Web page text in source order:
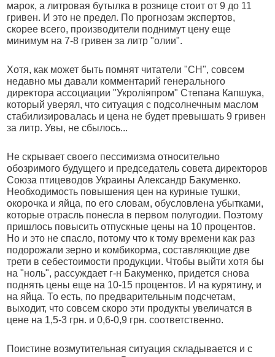
марок, а литровая бутылка в рознице стоит от 9 до 11
гривен. И это не предел. По прогнозам экспертов,
скорее всего, производители поднимут цену еще
минимум на 7-8 гривен за литр "олии".
Хотя, как может быть помнят читатели "СН", совсем
недавно мы давали комментарий генерального
директора ассоциации "Укроліяпром" Степана Капшука,
который уверял, что ситуация с подсолнечным маслом
стабилизировалась и цена не будет превышать 9 гривен
за литр. Увы, не сбылось...
Не скрывает своего пессимизма относительно
обозримого будущего и председатель совета директоров
Союза птицеводов Украины Александр Бакуменко.
Необходимость повышения цен на куриные тушки,
окорочка и яйца, по его словам, обусловлена убытками,
которые отрасль понесла в первом полугодии. Поэтому
пришлось повысить отпускные цены на 10 процентов.
Но и это не спасло, потому что к тому времени как раз
подорожали зерно и комбикорма, составляющие две
трети в себестоимости продукции. Чтобы выйти хотя бы
на "ноль", рассуждает г-н Бакуменко, придется снова
поднять цены еще на 10-15 процентов. И на курятину, и
на яйца. То есть, по предварительным подсчетам,
выходит, что совсем скоро эти продукты увеличатся в
цене на 1,5-3 грн. и 0,6-0,9 грн. соответственно.
Поистине возмутительная ситуация складывается и с